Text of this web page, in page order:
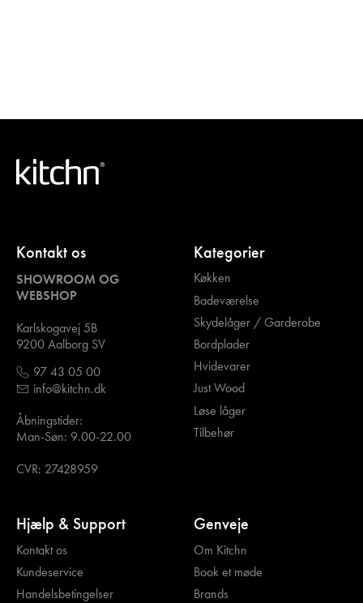
Kontakt os
SHOWROOM OG
WEBSHOP
Karlskogavej 5B
9200 Aalborg SV
97 43 05 00
info@kitchn.dk
Åbningstider:
Man-Søn: 9.00-22.00
CVR: 27428959
Kategorier
Køkken
Badeværelse
Skydelåger / Garderobe
Bordplader
Hvidevarer
Just Wood
Løse låger
Tilbehør
Hjælp & Support
Kontakt os
Kundeservice
Handelsbetingelser
Genveje
Om Kitchn
Book et møde
Brands